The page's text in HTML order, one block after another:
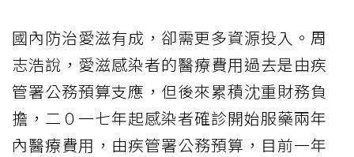
國內防治愛滋有成，卻需更多資源投入。周
志浩說，愛滋感染者的醫療費用過去是由疾
管署公務預算支應，但後來累積沈重財務負
擔，二０一七年起感染者確診開始服藥兩年
內醫療費用，由疾管署公務預算，目前一年